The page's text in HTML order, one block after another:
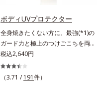
肌のようなナチュラルなツヤ感を演
出します。また、皮脂を吸着する
「あぶらとりパウダー(*3)」を配合
し、くずれ＆テカリを防いでサラサ
ラ肌が長時間続きます。パウダータ
イプながら、SPF50+・PA++++。パ
ウダーならではの軽いつけごこち
ボディUVプロテクター
全身焼きたくない方に。最強(*1)の
ガード力と極上のつけごこちを両
立。“肌を整える”日焼け止め。絶対
に焼きたくない方に。SPF50+・
PA++++。最強(*1)のガード力を持
税込2,640円
（3.71 / 191件）